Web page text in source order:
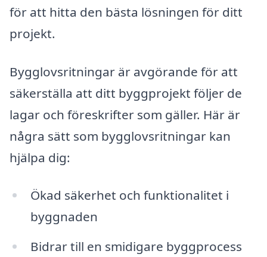
för att hitta den bästa lösningen för ditt
projekt.
Bygglovsritningar är avgörande för att
säkerställa att ditt byggprojekt följer de
lagar och föreskrifter som gäller. Här är
några sätt som bygglovsritningar kan
hjälpa dig:
Ökad säkerhet och funktionalitet i
byggnaden
Bidrar till en smidigare byggprocess